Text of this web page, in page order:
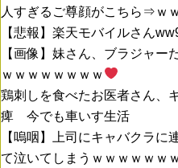
人すぎるご尊顔がこちら⇒ｗ
【悲報】楽天モバイルさん
【画像】妹さん、ブラジャ
ｗｗｗｗｗｗｗｗ
鶏刺しを食べたお医者さん、
痺 今でも車いす生活
【嗚咽】上司にキャバクラに
て泣いてしまうｗｗｗｗｗｗ